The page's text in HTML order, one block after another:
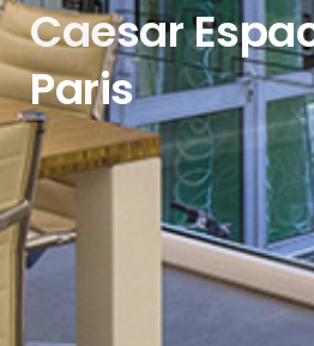
Caesar
Paris